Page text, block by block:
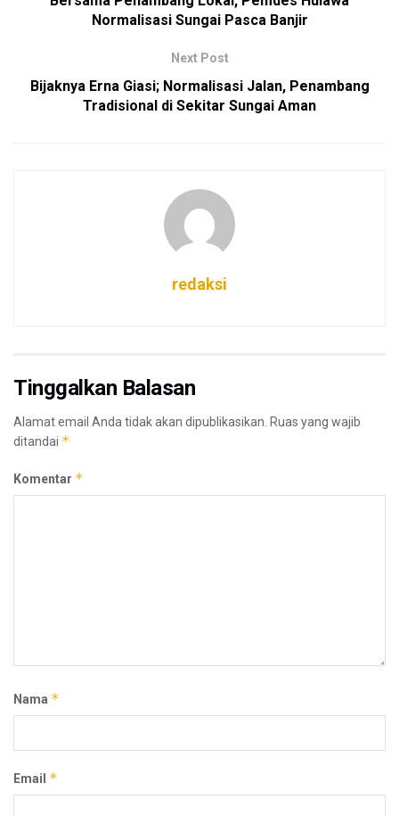
Normalisasi Sungai Pasca Banjir
Next Post
Bijaknya Erna Giasi; Normalisasi Jalan, Penambang
Tradisional di Sekitar Sungai Aman
redaksi
Tinggalkan Balasan
Alamat email Anda tidak akan dipublikasikan. Ruas yang wajib
ditandai *
Komentar *
Nama *
Email *